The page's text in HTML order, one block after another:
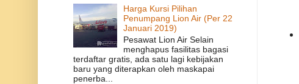
Harga Kursi Pilihan
Penumpang Lion Air (Per 22
Januari 2019)
Pesawat Lion Air Selain
menghapus fasilitas bagasi
terdaftar gratis, ada satu lagi kebijakan
baru yang diterapkan oleh maskapai
penerba...